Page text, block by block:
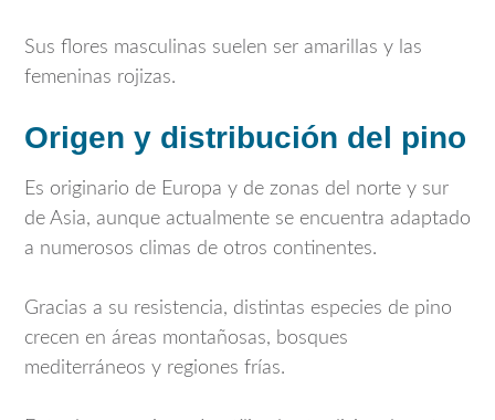
Sus flores masculinas suelen ser amarillas y las
femeninas rojizas.
Origen y distribución del pino
Es originario de Europa y de zonas del norte y sur
de Asia, aunque actualmente se encuentra adaptado
a numerosos climas de otros continentes.
Gracias a su resistencia, distintas especies de pino
crecen en áreas montañosas, bosques
mediterráneos y regiones frías.